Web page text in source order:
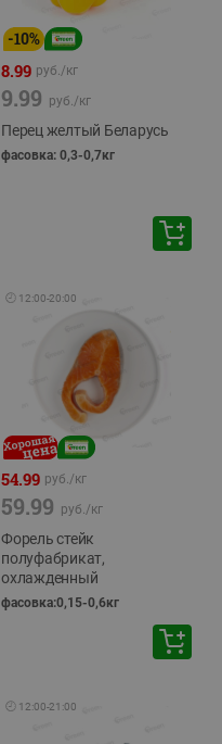
-10%
8.99 руб./кг
9.99 руб./кг
Перец желтый Беларусь
фасовка: 0,3-0,7кг
🕘 12:00-20:00
54.99 руб./кг
59.99 руб./кг
Форель стейк
полуфабрикат,
охлажденный
фасовка:0,15-0,6кг
🕘 12:00-21:00